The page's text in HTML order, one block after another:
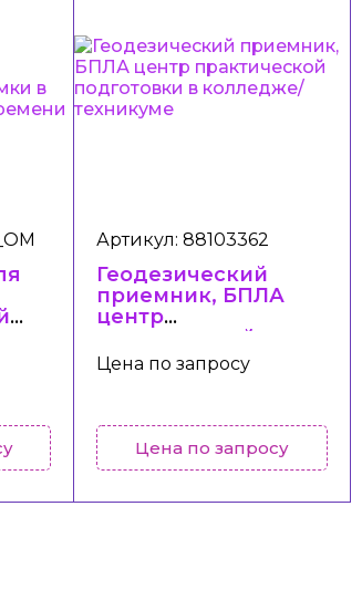
Артикул: 88103362
Геодезический
приемник, БПЛА
центр
практической
подготовки в
колледже/
Цена по запросу
Цена по запросу